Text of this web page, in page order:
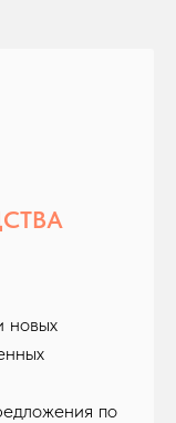
новых
по